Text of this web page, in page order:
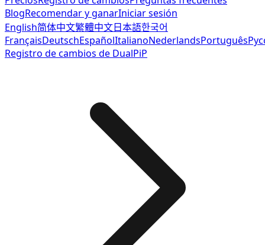
BlogRecomendar y ganarIniciar sesión
English简体中文繁體中文日本語한국어
FrançaisDeutschEspañolItalianoNederlandsPortuguês
Registro de cambios de DualPiP